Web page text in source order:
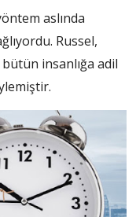
aslında
Russel,
insanlığa adil